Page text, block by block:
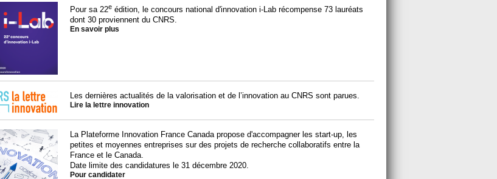
Pour sa 22e édition, le concours national d'innovation i-Lab récompense 73 lauréats
dont 30 proviennent du CNRS.
En savoir plus
Les dernières actualités de la valorisation et de l’innovation au CNRS sont parues.
Lire la lettre innovation
La Plateforme Innovation France Canada propose d'accompagner les start-up, les
petites et moyennes entreprises sur des projets de recherche collaboratifs entre la
France et le Canada.
Date limite des candidatures le 31 décembre 2020.
Pour candidater